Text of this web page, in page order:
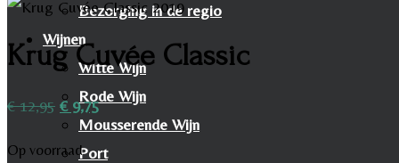
Bezorging in de regio
Wijnen
Witte Wijn
Rode Wijn
Mousserende Wijn
Port
Krug Cuvée Classic
€12,95 Oorspronkelijke
prijs
€9,75Huidige
prijs
Op voorraad